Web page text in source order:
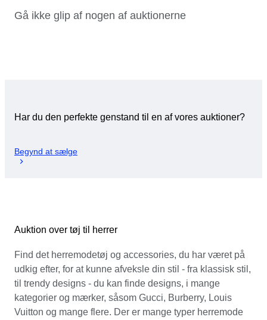
Gå ikke glip af nogen af auktionerne
Har du den perfekte genstand til en af vores auktioner?
Begynd at sælge
Auktion over tøj til herrer
Find det herremodetøj og accessories, du har været på
udkig efter, for at kunne afveksle din stil - fra klassisk stil,
til trendy designs - du kan finde designs, i mange
kategorier og mærker, såsom Gucci, Burberry, Louis
Vuitton og mange flere. Der er mange typer herremode